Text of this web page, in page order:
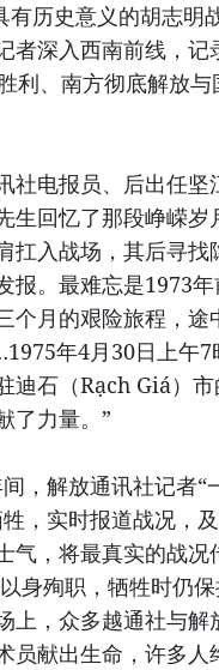
有历史意义的胡志明
者深入西南前线，记
利、南方彻底解放
社电报员、后出任坚
生回忆了那段峥嵘岁
扛入战场，其后寻找
报。最难忘是1973
个月的艰险旅程，途
年4月30日上午7
迪石（Rạch Giá）
了力量。”
，解放通讯社记者“
，实时报道战况，
气，将最真实的战况
身殉职，牺牲时仍
上，众多越通社与解
员献出生命，许多人